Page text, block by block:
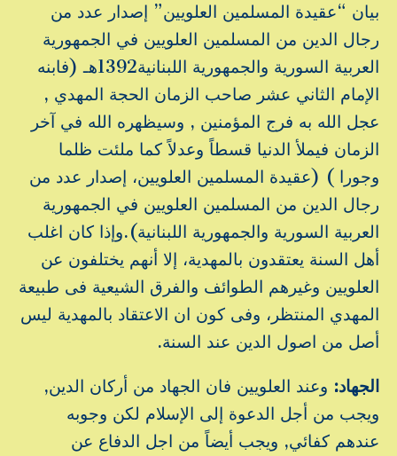
بيان “عقيدة المسلمين العلويين” إصدار عدد من
رجال الدين من المسلمين العلويين في الجمهورية
العربية السورية والجمهورية اللبنانية1392هـ (فابنه
الإمام الثاني عشر صاحب الزمان الحجة المهدي ,
عجل الله به فرج المؤمنين , وسيظهره الله في آخر
الزمان فيملأ الدنيا قسطاً وعدلاً كما ملئت ظلما
وجورا ) (عقيدة المسلمين العلويين، إصدار عدد من
رجال الدين من المسلمين العلويين في الجمهورية
العربية السورية والجمهورية اللبنانية).وإذا كان اغلب
أهل السنة يعتقدون بالمهدية، إلا أنهم يختلفون عن
العلويين وغيرهم الطوائف والفرق الشيعية فى طبيعة
المهدي المنتظر، وفى كون ان الاعتقاد بالمهدية ليس
أصل من اصول الدين عند السنة.
الجهاد: وعند العلويين فان الجهاد من أركان الدين,
ويجب من أجل الدعوة إلى الإسلام لكن وجوبه
عندهم كفائي, ويجب أيضاً من اجل الدفاع عن